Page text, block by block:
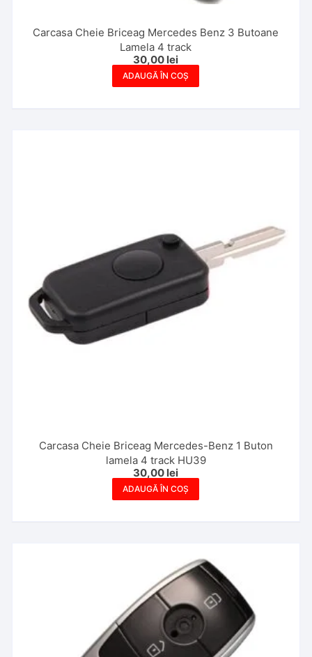
Carcasa Cheie Briceag Mercedes Benz 3 Butoane
Lamela 4 track
30,00 lei
ADAUGĂ ÎN COȘ
Carcasa Cheie Briceag Mercedes-Benz 1 Buton
lamela 4 track HU39
30,00 lei
ADAUGĂ ÎN COȘ